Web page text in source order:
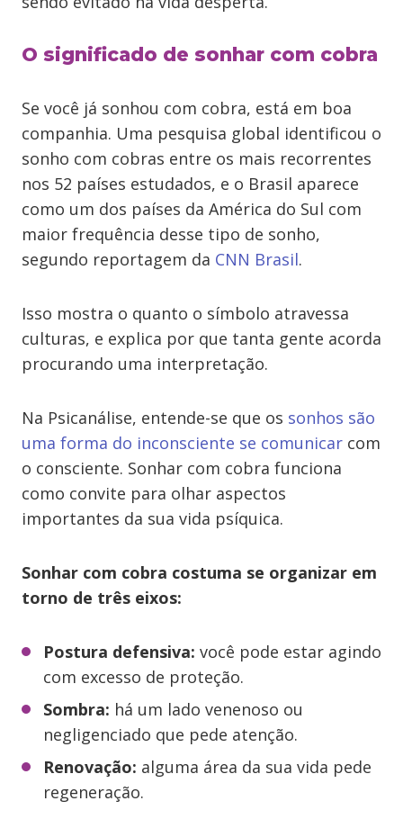
O significado de sonhar com cobra
Se você já sonhou com cobra, está em boa
companhia. Uma pesquisa global identificou o
sonho com cobras entre os mais recorrentes
nos 52 países estudados, e o Brasil aparece
como um dos países da América do Sul com
maior frequência desse tipo de sonho,
segundo reportagem da CNN Brasil.
Isso mostra o quanto o símbolo atravessa
culturas, e explica por que tanta gente acorda
procurando uma interpretação.
Na Psicanálise, entende-se que os sonhos são
uma forma do inconsciente se comunicar com
o consciente. Sonhar com cobra funciona
como convite para olhar aspectos
importantes da sua vida psíquica.
Sonhar com cobra costuma se organizar em
torno de três eixos:
Postura defensiva: você pode estar agindo
com excesso de proteção.
Sombra: há um lado venenoso ou
negligenciado que pede atenção.
Renovação: alguma área da sua vida pede
regeneração.